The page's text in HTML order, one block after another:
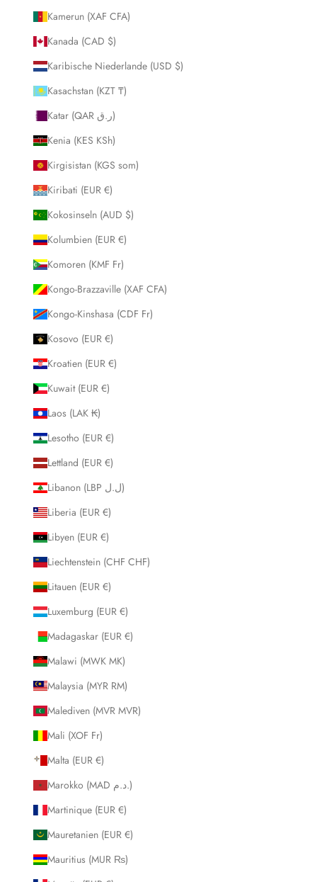
Kamerun (XAF CFA)
Kanada (CAD $)
Karibische Niederlande (USD $)
Kasachstan (KZT ₸)
Katar (QAR ر.ق)
Kenia (KES KSh)
Kirgisistan (KGS som)
Kiribati (EUR €)
Kokosinseln (AUD $)
Kolumbien (EUR €)
Komoren (KMF Fr)
Kongo-Brazzaville (XAF CFA)
Kongo-Kinshasa (CDF Fr)
Kosovo (EUR €)
Kroatien (EUR €)
Kuwait (EUR €)
Laos (LAK ₭)
Lesotho (EUR €)
Lettland (EUR €)
Libanon (LBP ل.ل)
Liberia (EUR €)
Libyen (EUR €)
Liechtenstein (CHF CHF)
Litauen (EUR €)
Luxemburg (EUR €)
Madagaskar (EUR €)
Malawi (MWK MK)
Malaysia (MYR RM)
Malediven (MVR MVR)
Mali (XOF Fr)
Malta (EUR €)
Marokko (MAD د.م.)
Martinique (EUR €)
Mauretanien (EUR €)
Mauritius (MUR ₨)